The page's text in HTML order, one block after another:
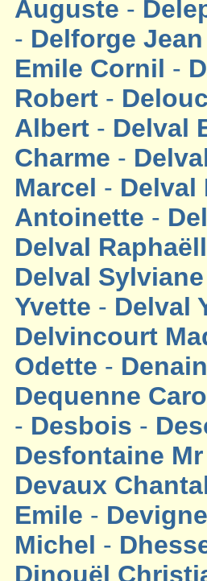
Auguste -
- Delforge
Emile Cornil -
Robert -
Albert - Delval
Charme -
Marcel - Delval
Antoinette -
Delval
Delval
Yvette - Delval
Delvincourt
Odette -
Dequenne
- Desbois -
Desfontaine
Devaux
Emile -
Michel -
Dinouël